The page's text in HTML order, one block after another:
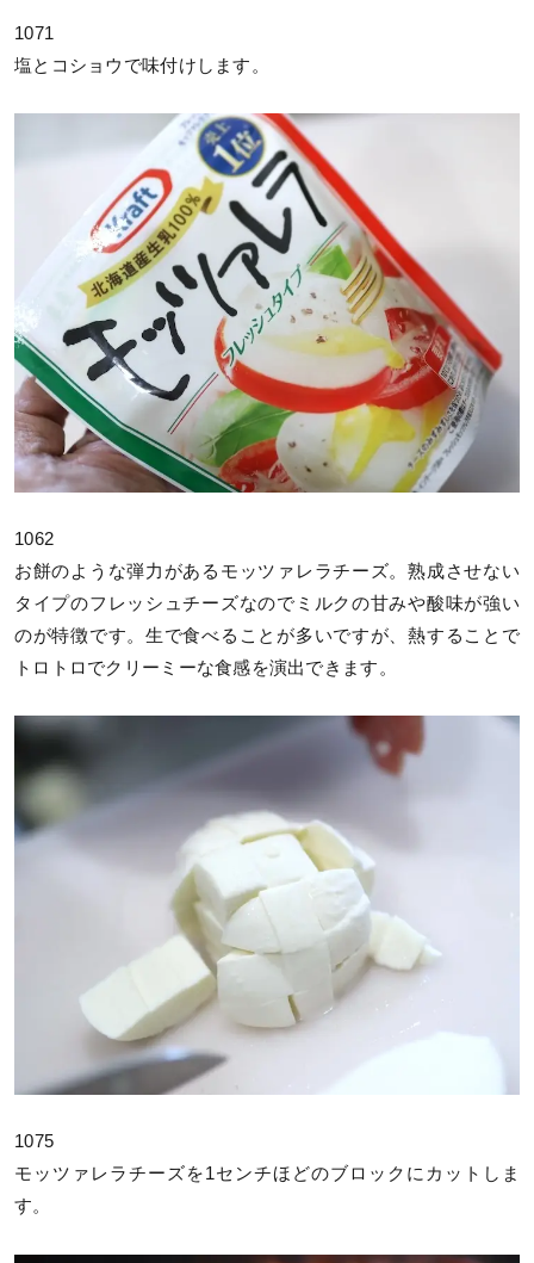
1071
塩とコショウで味付けします。
1062
お餅のような弾力があるモッツァレラチーズ。熟成させない
タイプのフレッシュチーズなのでミルクの甘みや酸味が強い
のが特徴です。生で食べることが多いですが、熱することで
トロトロでクリーミーな食感を演出できます。
1075
モッツァレラチーズを1センチほどのブロックにカットしま
す。